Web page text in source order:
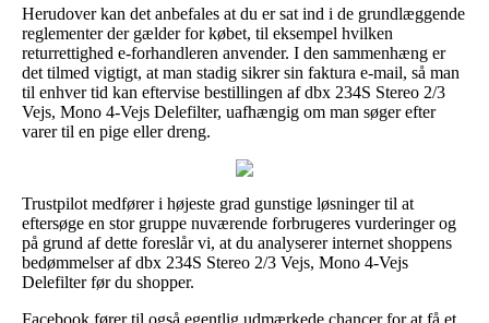
Herudover kan det anbefales at du er sat ind i de grundlæggende
reglementer der gælder for købet, til eksempel hvilken
returrettighed e-forhandleren anvender. I den sammenhæng er
det tilmed vigtigt, at man stadig sikrer sin faktura e-mail, så man
til enhver tid kan eftervise bestillingen af dbx 234S Stereo 2/3
Vejs, Mono 4-Vejs Delefilter, uafhængig om man søger efter
varer til en pige eller dreng.
Trustpilot medfører i højeste grad gunstige løsninger til at
eftersøge en stor gruppe nuværende forbrugeres vurderinger og
på grund af dette foreslår vi, at du analyserer internet shoppens
bedømmelser af dbx 234S Stereo 2/3 Vejs, Mono 4-Vejs
Delefilter før du shopper.
Facebook fører til også egentlig udmærkede chancer for at få et